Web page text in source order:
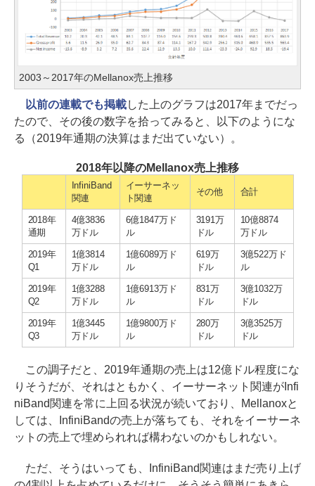
2003～2017年のMellanox売上推移
以前の連載でも掲載した上のグラフは2017年までだっ
たので、その後の数字を拾ってみると、以下のようにな
る（2019年通期の決算はまだ出ていない）。
2018年以降のMellanox売上推移
InfiniBand
関連
イーサーネッ
ト関連
その他 合計
2018年
通期
4億3836
万ドル
6億1847万ド
ル
3191万
ドル
10億8874
万ドル
2019年
Q1
1億3814
万ドル
1億6089万ド
ル
619万
ドル
3億522万ド
ル
2019年
Q2
1億3288
万ドル
1億6913万ド
ル
831万
ドル
3億1032万
ドル
2019年
Q3
1億3445
万ドル
1億9800万ド
ル
280万
ドル
3億3525万
ドル
この調子だと、2019年通期の売上は12億ドル程度にな
りそうだが、それはともかく、イーサーネット関連がInfi
niBand関連を常に上回る状況が続いており、Mellanoxと
しては、InfiniBandの売上が落ちても、それをイーサーネ
ットの売上で埋められれば構わないのかもしれない。
ただ、そうはいっても、InfiniBand関連はまだ売り上げ